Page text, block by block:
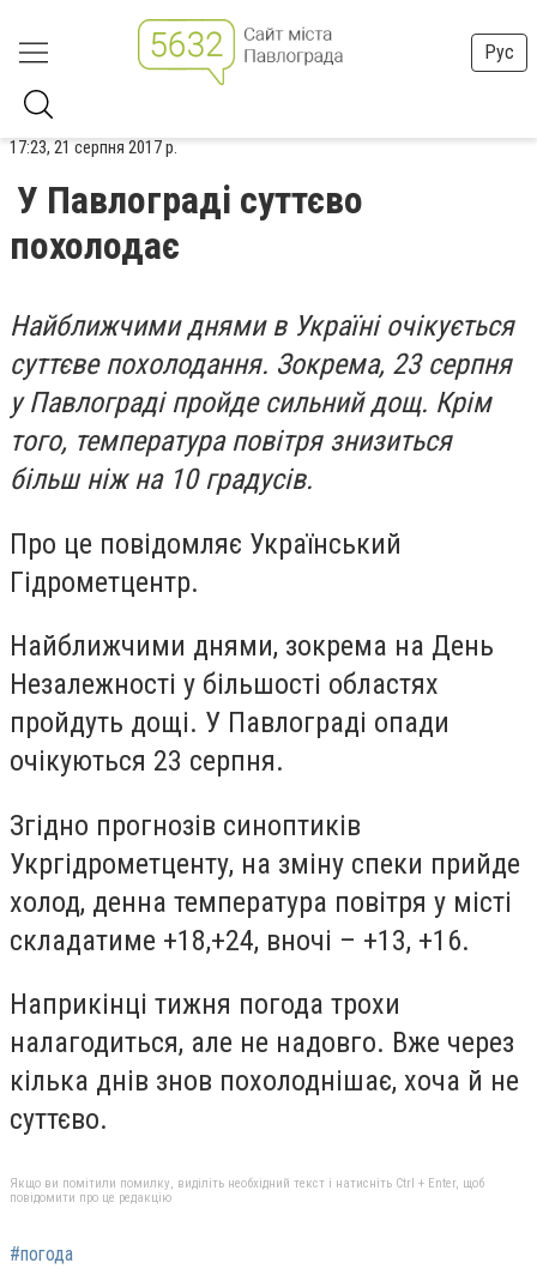
Рус
17:23, 21 серпня 2017 р.
У Павлограді суттєво
похолодає
Найближчими днями в Україні очікується
суттєве похолодання. Зокрема, 23 серпня
у Павлограді пройде сильний дощ. Крім
того, температура повітря знизиться
більш ніж на 10 градусів.
Про це повідомляє Український
Гідрометцентр.
Найближчими днями, зокрема на День
Незалежності у більшості областях
пройдуть дощі. У Павлограді опади
очікуються 23 серпня.
Згідно прогнозів синоптиків
Укргідрометценту, на зміну спеки прийде
холод, денна температура повітря у місті
складатиме +18,+24, вночі – +13, +16.
Наприкінці тижня погода трохи
налагодиться, але не надовго. Вже через
кілька днів знов похолоднішає, хоча й не
суттєво.
Якщо ви помітили помилку, виділіть необхідний текст і натисніть Ctrl + Enter, щоб
повідомити про це редакцію
#погода